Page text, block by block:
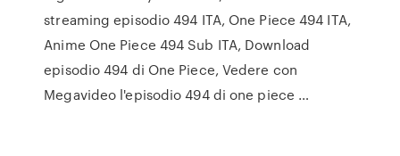
streaming episodio 494 ITA, One Piece 494 ITA,
Anime One Piece 494 Sub ITA, Download
episodio 494 di One Piece, Vedere con
Megavideo l'episodio 494 di one piece …